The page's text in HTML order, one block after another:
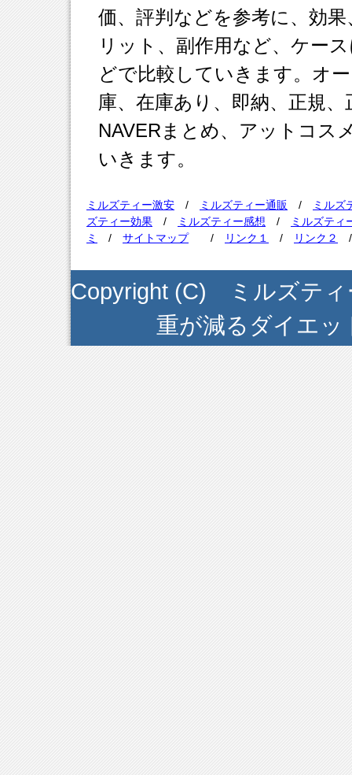
価、評判などを参考に、効
リット、副作用など、ケー
どで比較していきます。オ
庫、在庫あり、即納、正規
NAVERまとめ、アットコス
いきます。
ミルズティー激安 / ミルズティー通販 /
ミルズ
ズティー効果 / ミルズティー感想 /
ミルズティ
ミ
/ サイトマップ/ リンク１ / リンク２
Copyright (C) ミルズティ
重が減るダイエッ